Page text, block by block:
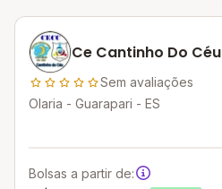
Ce Cantinho Do Céu
Sem avaliações
Olaria - Guarapari - ES
Bolsas a partir de: